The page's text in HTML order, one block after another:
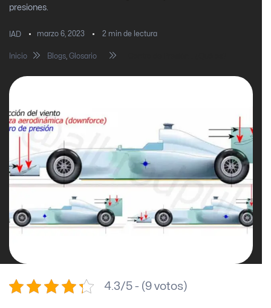
presiones.
IAD marzo 6, 2023 2 min de lectura
Inicio Blogs, Glosario
4.3/5 - (9 votos)